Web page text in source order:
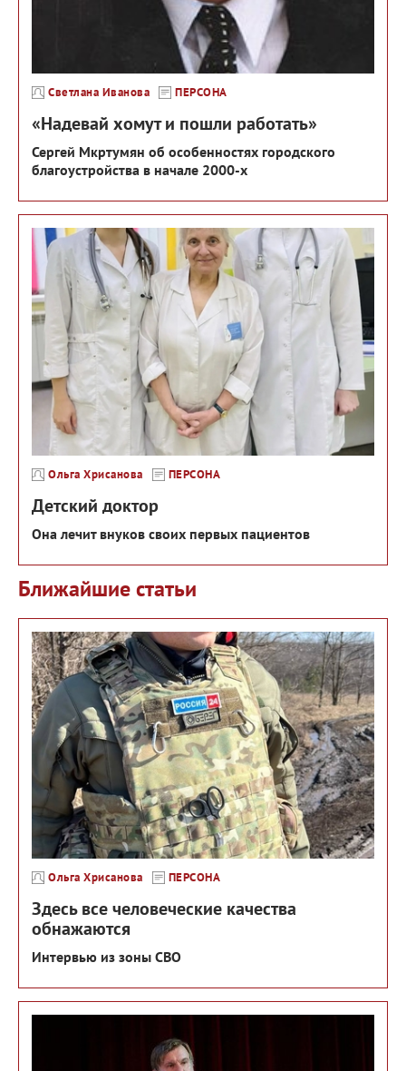
Светлана Иванова ПЕРСОНА
«Надевай хомут и пошли работать»
Сергей Мкртумян об особенностях городского
благоустройства в начале 2000-х
Ольга Хрисанова ПЕРСОНА
Детский доктор
Она лечит внуков своих первых пациентов
Ближайшие статьи
Ольга Хрисанова ПЕРСОНА
Здесь все человеческие качества
обнажаются
Интервью из зоны СВО